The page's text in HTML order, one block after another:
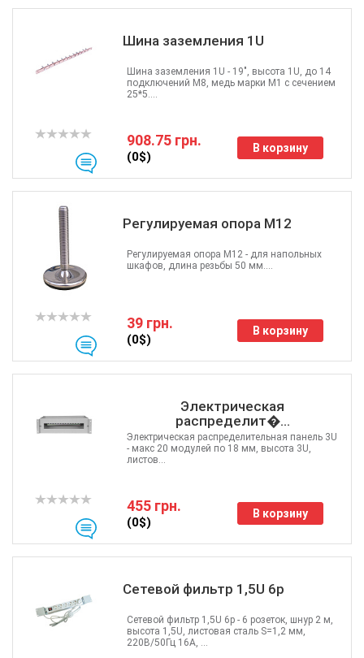
Шина заземления 1U
908.75 грн.
(0$)
В корзину
Шина заземления 1U - 19", высота 1U, до 14
подключений М8, медь марки М1 с сечением
25*5....
Регулируемая опора М12
39 грн.
(0$)
В корзину
Регулируемая опора М12 - для напольных
шкафов, длина резьбы 50 мм....
Электрическая
распределит�...
455 грн.
(0$)
В корзину
Электрическая распределительная панель 3U
- макс 20 модулей по 18 мм, высота 3U,
листов...
Сетевой фильтр 1,5U 6р
Сетевой фильтр 1,5U 6р - 6 розеток, шнур 2 м,
высота 1,5U, листовая сталь S=1,2 мм,
220В/50Гц 16А, ...